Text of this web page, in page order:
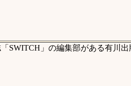
SWITCH」の編集部がある有川出